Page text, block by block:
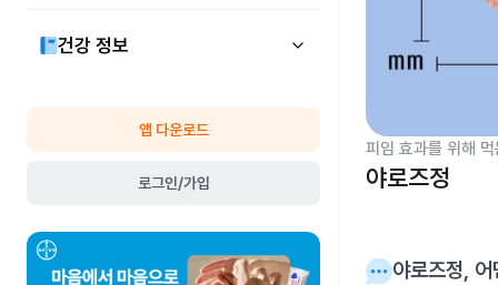
건강 정보
앱 다운로드
로그인/가입
피임 효과를 위해
야로즈정
야로즈정, 어